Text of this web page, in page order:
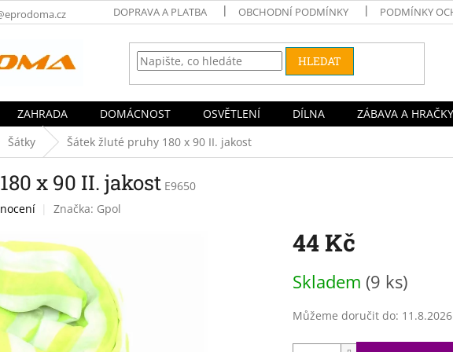
DOPRAVA A PLATBA OBCHODNÍ PODMÍNKY PODMÍNKY
HLEDAT
ZAHRADA DOMÁCNOST OSVĚTLENÍ DÍLNA ZÁBAVA A HRAČKY
Šátky Šátek žluté pruhy 180 x 90 II. jakost
x 90 II. jakost E9650
Značka: Gpol
44 Kč
cena:
Skladem (9 ks)
Můžeme doručit do: 11.8.2026